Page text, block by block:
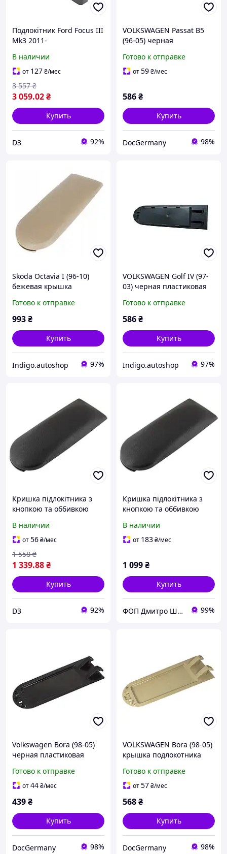
Подлокітник Ford Focus III
Mk3 2011-
В наличии
от 127₴/мес
3 059.02₴
3 557 ₴
Купить
D3 92%
VOLKSWAGEN Passat B5
(96-05) черная
подлокотника (без
обшивки!), Пассат Б5
Готово к отправке
от59₴/мес
586₴
Купить
DocGermany 98%
Skoda Octavia I (96-10)
бежевая крышка
оббивка КОЖЗАМ, Шкода
Октавиа 1
Готово к отправке
993₴
Купить
Indigo.autoshop 97%
VOLKSWAGEN Golf IV (97-
03) черная пластиковая
(без обшивки!), Гольф 4
Готово к отправке
586₴
Купить
Indigo.autoshop 97%
Кришка підлокітника з
кнопкою та оббивкою
Volkswagen, Skoda, Seat,
чорна екошкіра
В наличии
от56₴/мес
1 339.88₴
1 558 ₴
Купить
D3 92%
Кришка підлокітника з
кнопкою та оббивкою
Volkswagen, Skoda, Seat,
чорна екошкіра
В наличии
от 183₴/мес
1 099₴
Купить
ФОП Дмитро Шуст Анатолійович 99%
Volkswagen Bora (98-05)
черная пластиковая
(без обшивки!),
Фольксваген Бора
Готово к отправке
от44₴/мес
439₴
Купить
DocGermany 98%
VOLKSWAGEN Bora (98-05)
крышка подлокотника
обивки, Бора
Готово к отправке
от57₴/мес
568₴
Купить
DocGermany 98%